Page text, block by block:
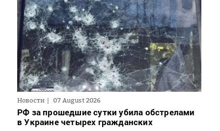
Новости 07 August 2026
РФ за прошедшие сутки убила обстрелами
в Украине четырех гражданских